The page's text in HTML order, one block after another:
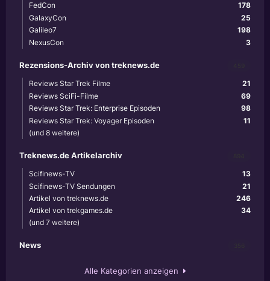
178
FedCon
25
GalaxyCon
198
Galileo7
3
NexusCon
Rezensions-Archiv von treknews.de
21
Reviews Star Trek Filme
69
Reviews SciFi-Filme
98
Reviews Star Trek: Enterprise Episoden
11
Reviews Star Trek: Voyager Episoden
(und 8 weitere)
Treknews.de Artikelarchiv
13
Scifinews-TV
21
Scifinews-TV Sendungen
246
Artikel von treknews.de
34
Artikel von trekgames.de
(und 7 weitere)
News
Alle Kategorien anzeigen